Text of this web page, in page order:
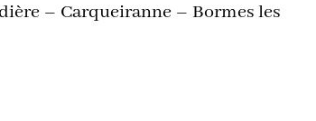
– Carqueiranne – Bormes les